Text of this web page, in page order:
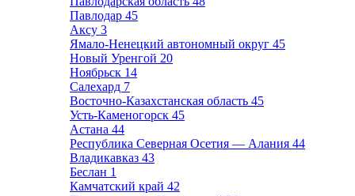
Павлодар 45
Аксу 3
Ямало-Ненецкий автономный округ 45
Новый Уренгой 20
Ноябрьск 14
Салехард 7
Восточно-Казахстанская область 45
Усть-Каменогорск 45
Астана 44
Республика Северная Осетия — Алания 44
Владикавказ 43
Беслан 1
Камчатский край 42